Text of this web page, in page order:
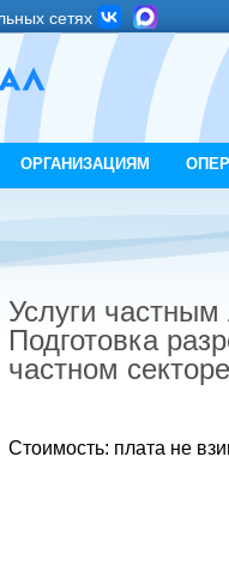
сетях
ОРГАНИЗАЦИЯМ
Услуги
Подготовка
частном
Стоимость: плата не